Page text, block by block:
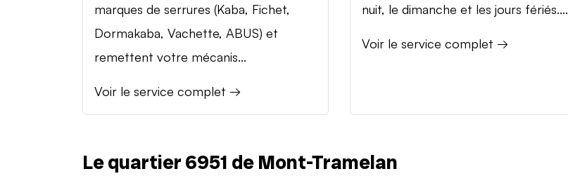
marques de serrures (Kaba, Fichet,
Dormakaba, Vachette, ABUS) et
remettent votre mécanis...
Voir le service complet →
nuit, le dimanche et les jours fériés....
Voir le service complet →
Le quartier 6951 de Mont-Tramelan